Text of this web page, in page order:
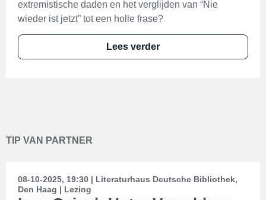
extremistische daden en het verglijden van “Nie
wieder ist jetzt” tot een holle frase?
Lees verder
TIP VAN PARTNER
08-10-2025, 19:30 | Literaturhaus Deutsche Bibliothek,
Den Haag | Lezing